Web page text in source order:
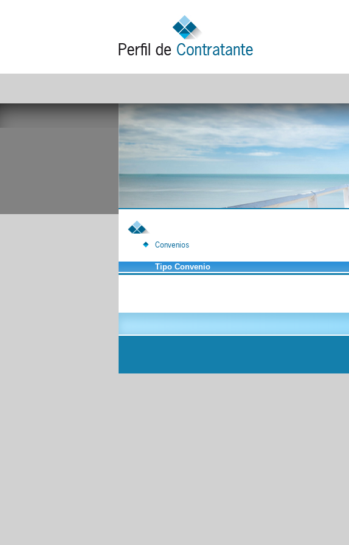
Convenios
Tipo Convenio